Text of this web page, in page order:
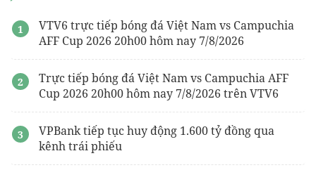
VTV6 trực tiếp bóng đá Việt Nam vs Campuchia
AFF Cup 2026 20h00 hôm nay 7/8/2026
Trực tiếp bóng đá Việt Nam vs Campuchia AFF
Cup 2026 20h00 hôm nay 7/8/2026 trên VTV6
VPBank tiếp tục huy động 1.600 tỷ đồng qua
kênh trái phiếu